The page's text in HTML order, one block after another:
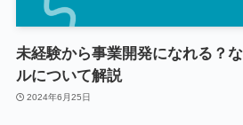
未経験から事業開発になれる？
ルについて解説
2024年6月25日